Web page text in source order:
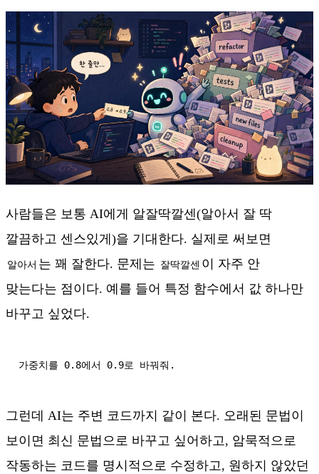
사람들은 보통 AI에게 알잘딱깔센(알아서 잘 딱
깔끔하고 센스있게)을 기대한다. 실제로 써보면
알아서 는 꽤 잘한다. 문제는 잘딱깔센 이 자주 안
맞는다는 점이다. 예를 들어 특정 함수에서 값 하나만
바꾸고 싶었다.
가중치를 0.8에서 0.9로 바꿔줘.
그런데 AI는 주변 코드까지 같이 본다. 오래된 문법이
보이면 최신 문법으로 바꾸고 싶어하고, 암묵적으로
작동하는 코드를 명시적으로 수정하고, 원하지 않았던